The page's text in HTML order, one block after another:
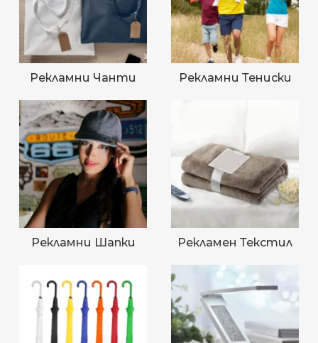
Рекламни Чанти Рекламни Тениски
Рекламни Шапки Рекламен Текстил